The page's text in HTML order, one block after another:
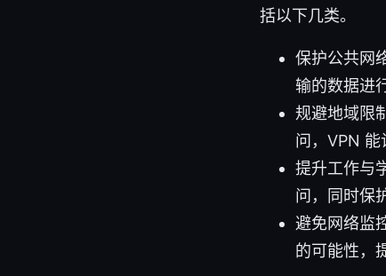
括以下几类。
保护公共网
输的数据进
规避地域限
问，VPN 能
提升工作与
问，同时保
避免网络监
的可能性，